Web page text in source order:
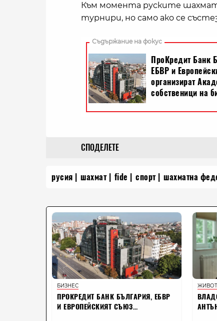
Към момента руските
турнири, но само ако се
СПОДЕЛЕТЕ
русия шахмат fide спорт шахматна